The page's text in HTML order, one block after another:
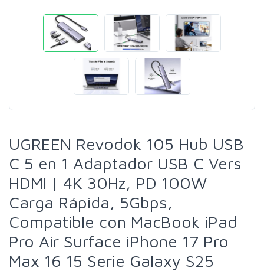
UGREEN Revodok 105 Hub USB
C 5 en 1 Adaptador USB C Vers
HDMI | 4K 30Hz, PD 100W
Carga Rápida, 5Gbps,
Compatible con MacBook iPad
Pro Air Surface iPhone 17 Pro
Max 16 15 Serie Galaxy S25